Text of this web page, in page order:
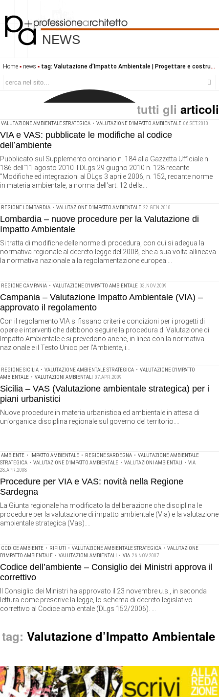
NEWS
Home ▪ news ▪ tag: Valutazione d’Impatto Ambientale | Progettare e costruire - professione architetto
tutti gli articoli
VALUTAZIONE AMBIENTALE STRATEGICA • VALUTAZIONE D'IMPATTO AMBIENTALE 06.SET.2010
VIA e VAS: pubblicate le modifiche al codice
dell’ambiente
Pubblicato sul Supplemento ordinario n. 184 alla Gazzetta Ufficiale n.
186 dell'11 agosto 2010 il DLgs 29 giugno 2010 n. 128 recante
"Modifiche ed integrazioni al DLgs 3 aprile 2006, n. 152, recante norme
in materia ambientale, a norma dell'art. 12 della...
REGIONE LOMBARDIA • VALUTAZIONE D'IMPATTO AMBIENTALE 22.GEN.2010
Lombardia – nuove procedure per la Valutazione di
Impatto Ambientale
Si tratta di modifiche delle norme di procedura, con cui si adegua la
normativa regionale al decreto legge del 2008, che a sua volta allineava
la normativa nazionale alla regolamentazione europea....
REGIONE CAMPANIA • VALUTAZIONE D'IMPATTO AMBIENTALE 03.NOV.2009
Campania – Valutazione Impatto Ambientale (VIA) –
approvato il regolamento
Con il regolamento VIA si fissano criteri e condizioni per i progetti di
opere e interventi che debbono seguire la procedura di Valutazione di
Impatto Ambientale e si prevedono anche, in linea con la normativa
nazionale e il Testo Unico per l'Ambiente, i...
REGIONE SICILIA • VALUTAZIONE AMBIENTALE STRATEGICA • VALUTAZIONE D'IMPATTO
AMBIENTALE • VALUTAZIONI AMBIENTALI 07.APR.2009
Sicilia – VAS (Valutazione ambientale strategica) per i
piani urbanistici
Nuove procedure in materia urbanistica ed ambientale in attesa di
un'organica disciplina regionale sul governo del territorio....
AMBIENTE • IMPATTO AMBIENTALE • REGIONE SARDEGNA • VALUTAZIONE AMBIENTALE
STRATEGICA • VALUTAZIONE D'IMPATTO AMBIENTALE • VALUTAZIONI AMBIENTALI • VIA
28.APR.2008
Procedure per VIA e VAS: novità nella Regione
Sardegna
La Giunta regionale ha modificato la deliberazione che disciplina le
procedure per la valutazione di impatto ambientale (Via) e la valutazione
ambientale strategica (Vas)....
CODICE AMBIENTE • RIFIUTI • VALUTAZIONE AMBIENTALE STRATEGICA • VALUTAZIONE
D'IMPATTO AMBIENTALE • VALUTAZIONI AMBIENTALI • VIA 26.NOV.2007
Codice dell’ambiente – Consiglio dei Ministri approva il
correttivo
Il Consiglio dei Ministri ha approvato il 23 novembre u.s., in seconda
lettura come prescrive la legge, lo schema di decreto legislativo
correttivo al Codice ambientale (DLgs 152/2006). ...
tag: Valutazione d’Impatto Ambientale